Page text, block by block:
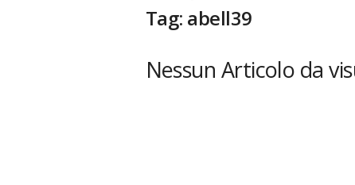
t
Tag: abell39
Nessun Articolo da